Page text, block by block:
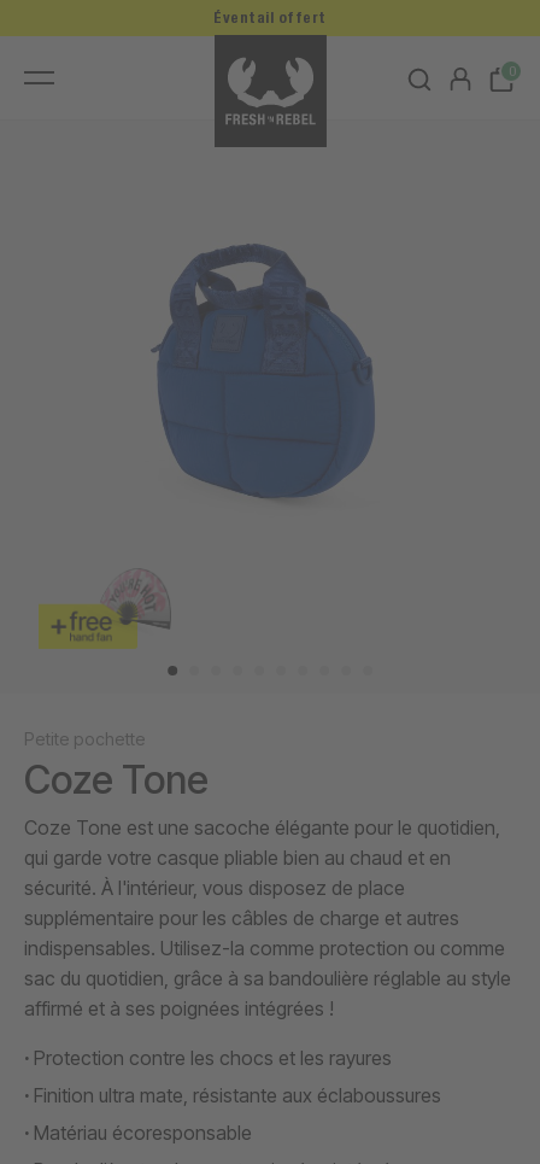
0
Éventail offert
Petite pochette
Coze Tone
Coze Tone est une sacoche élégante pour le quotidien,
qui garde votre casque pliable bien au chaud et en
sécurité. À l'intérieur, vous disposez de place
supplémentaire pour les câbles de charge et autres
indispensables. Utilisez-la comme protection ou comme
sac du quotidien, grâce à sa bandoulière réglable au style
affirmé et à ses poignées intégrées !
Protection contre les chocs et les rayures
Finition ultra mate, résistante aux éclaboussures
Matériau écoresponsable